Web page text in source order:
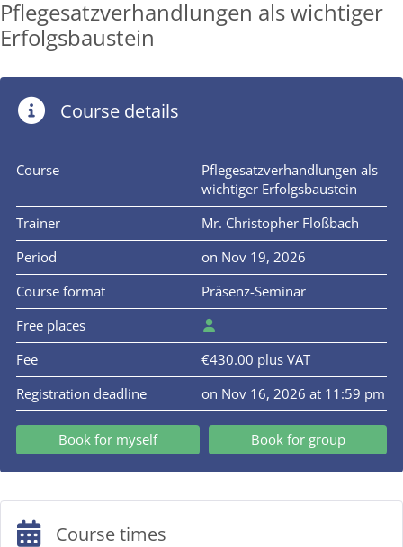
Pflegesatzverhandlungen als wichtiger
Erfolgsbaustein
Course details
Course
Pflegesatzverhandlungen als
wichtiger Erfolgsbaustein
Trainer
Mr. Christopher Floßbach
Period
on Nov 19, 2026
Course format
Präsenz-Seminar
Free places
Fee
€430.00 plus VAT
Registration deadline
on Nov 16, 2026 at 11:59 pm
Book for myself Book for group
Course times